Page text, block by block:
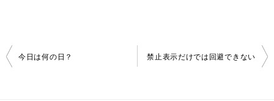
投
稿
今日は何の日？ 禁止表示だけでは回避できない